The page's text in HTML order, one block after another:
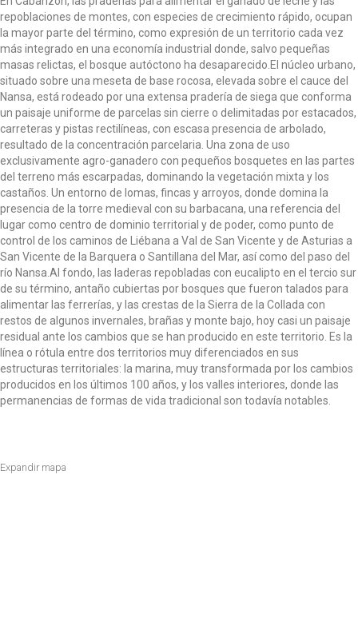
repoblaciones de montes, con especies de crecimiento rápido, ocupan
la mayor parte del término, como expresión de un territorio cada vez
más integrado en una economía industrial donde, salvo pequeñas
masas relictas, el bosque autóctono ha desaparecido.El núcleo urbano,
situado sobre una meseta de base rocosa, elevada sobre el cauce del
Nansa, está rodeado por una extensa pradería de siega que conforma
un paisaje uniforme de parcelas sin cierre o delimitadas por estacados,
carreteras y pistas rectilíneas, con escasa presencia de arbolado,
resultado de la concentración parcelaria. Una zona de uso
exclusivamente agro-ganadero con pequeños bosquetes en las partes
del terreno más escarpadas, dominando la vegetación mixta y los
castaños. Un entorno de lomas, fincas y arroyos, donde domina la
presencia de la torre medieval con su barbacana, una referencia del
lugar como centro de dominio territorial y de poder, como punto de
control de los caminos de Liébana a Val de San Vicente y de Asturias a
San Vicente de la Barquera o Santillana del Mar, así como del paso del
río Nansa.Al fondo, las laderas repobladas con eucalipto en el tercio sur
de su término, antaño cubiertas por bosques que fueron talados para
alimentar las ferrerías, y las crestas de la Sierra de la Collada con
restos de algunos invernales, brañas y monte bajo, hoy casi un paisaje
residual ante los cambios que se han producido en este territorio. Es la
línea o rótula entre dos territorios muy diferenciados en sus
estructuras territoriales: la marina, muy transformada por los cambios
producidos en los últimos 100 años, y los valles interiores, donde las
permanencias de formas de vida tradicional son todavía notables.
Expandir mapa